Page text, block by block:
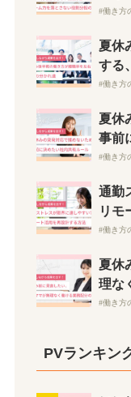
働き方
夏休
する
働き方
夏休
事前
働き方
通勤
リモ
働き方
夏休
理な
働き方
PVランキン